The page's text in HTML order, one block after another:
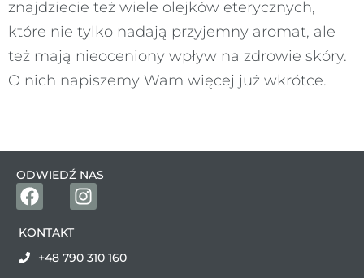
znajdziecie też wiele olejków eterycznych,
które nie tylko nadają przyjemny aromat, ale
też mają nieoceniony wpływ na zdrowie skóry.
O nich napiszemy Wam więcej już wkrótce.
ODWIEDŹ NAS
KONTAKT
+48 790 310 160